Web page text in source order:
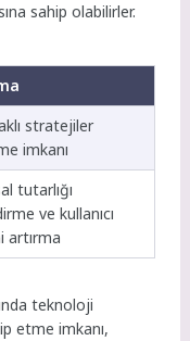
sahip olabilirler.
stratejiler
imkanı
tutarlığı
ve kullanıcı
artırma
teknoloji
etme imkanı,